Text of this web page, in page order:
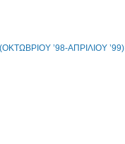
’98-ΑΠΡΙΛΙΟΥ ’99)